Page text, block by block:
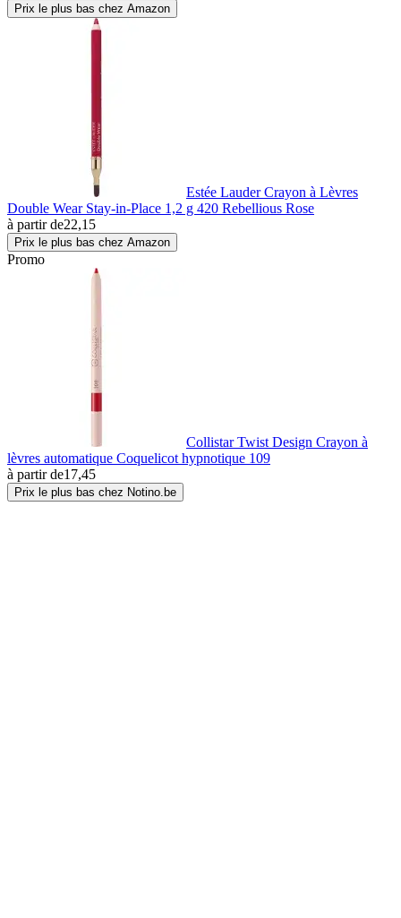
Prix le plus bas chez Amazon
Estée Lauder Crayon à Lèvres
Double Wear Stay-in-Place 1,2 g 420 Rebellious Rose
à partir de22,15
Prix le plus bas chez Amazon
Promo
Collistar Twist Design Crayon à
lèvres automatique Coquelicot hypnotique 109
à partir de17,45
Prix le plus bas chez Notino.be